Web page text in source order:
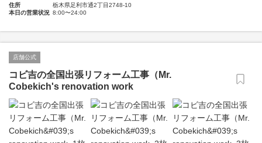
住所
栃木県足利市通2丁目2748-10
本日の営業状況 8:00〜24:00
店舗公式
コビ吉の全国出張リフォーム工事（Mr.
Cobekich's renovation work